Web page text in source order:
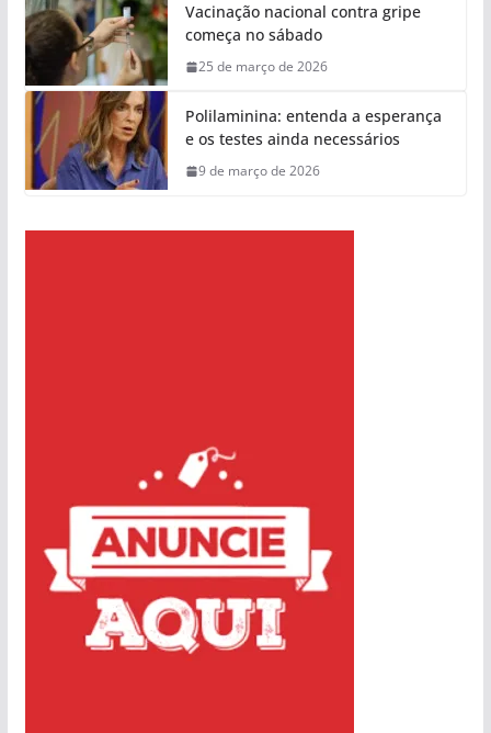
Vacinação nacional contra gripe
começa no sábado
25 de março de 2026
Polilaminina: entenda a esperança
e os testes ainda necessários
9 de março de 2026